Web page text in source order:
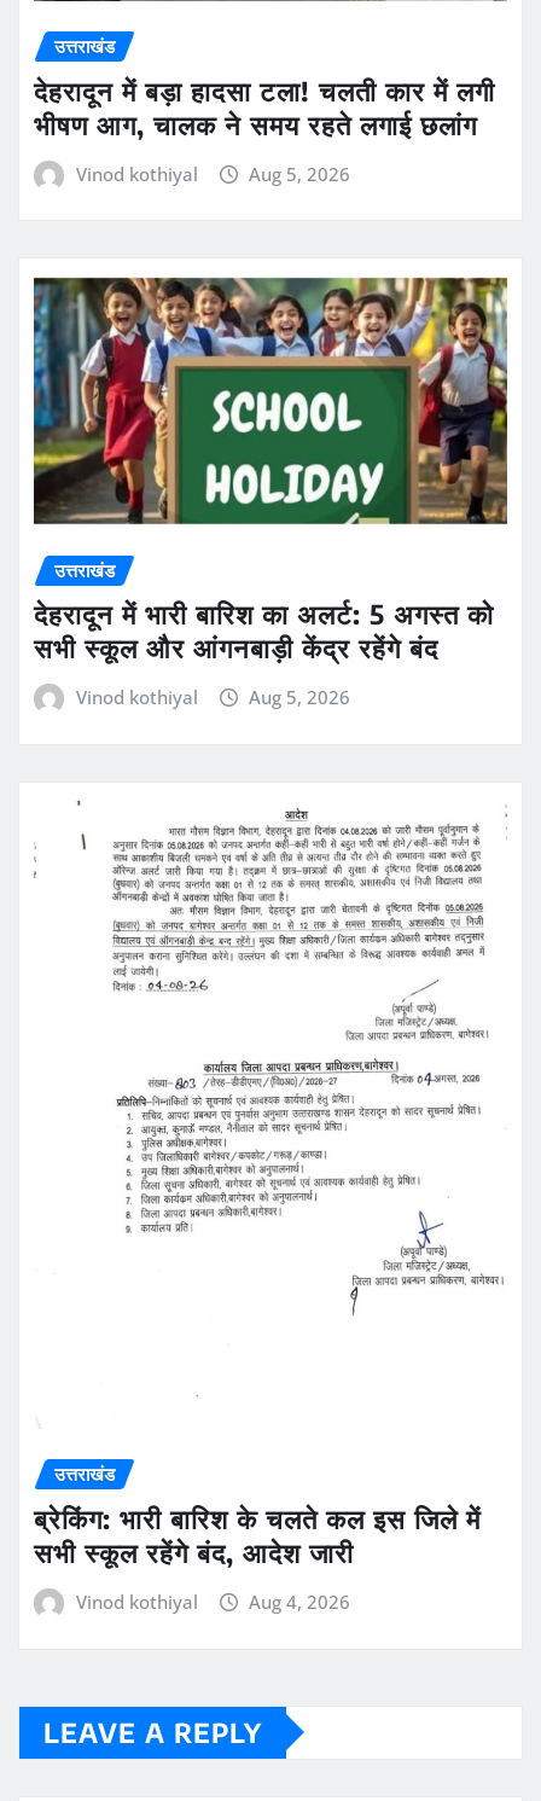
उत्तराखंड
देहरादून में बड़ा हादसा टला! चलती कार में लगी
भीषण आग, चालक ने समय रहते लगाई छलांग
Vinod kothiyal Aug 5, 2026
उत्तराखंड
देहरादून में भारी बारिश का अलर्ट: 5 अगस्त को
सभी स्कूल और आंगनबाड़ी केंद्र रहेंगे बंद
Vinod kothiyal Aug 5, 2026
उत्तराखंड
ब्रेकिंग: भारी बारिश के चलते कल इस जिले में
सभी स्कूल रहेंगे बंद, आदेश जारी
Vinod kothiyal Aug 4, 2026
LEAVE A REPLY